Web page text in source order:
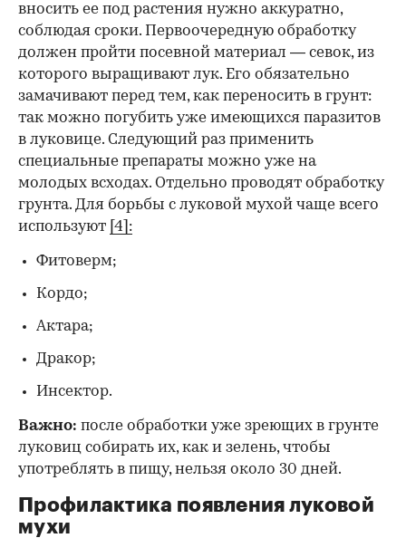
вносить ее под растения нужно аккуратно,
соблюдая сроки. Первоочередную обработку
должен пройти посевной материал — севок, из
которого выращивают лук. Его обязательно
замачивают перед тем, как переносить в грунт:
так можно погубить уже имеющихся паразитов
в луковице. Следующий раз применить
специальные препараты можно уже на
молодых всходах. Отдельно проводят обработку
грунта. Для борьбы с луковой мухой чаще всего
используют [4]:
Фитоверм;
Кордо;
Актара;
Дракор;
Инсектор.
Важно: после обработки уже зреющих в грунте
луковиц собирать их, как и зелень, чтобы
употреблять в пищу, нельзя около 30 дней.
Профилактика появления луковой
мухи